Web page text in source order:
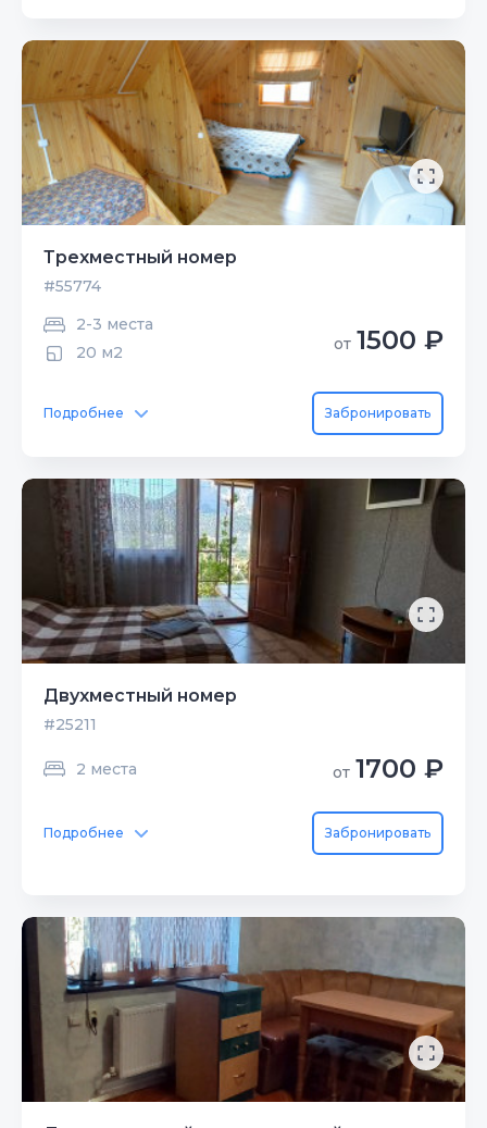
Трехместный номер
#55774
2-3 места
20 м2
от 1500 ₽
Подробнее Забронировать
Двухместный номер
#25211
2 места от 1700 ₽
Подробнее Забронировать